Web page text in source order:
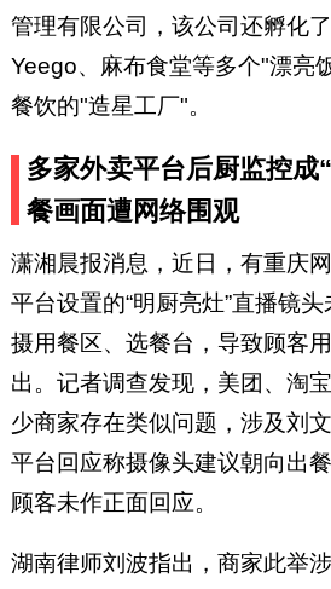
管理有限公司，该公司还孵化
Yeego、麻布食堂等多个"漂亮
餐饮的"造星工厂"。
多家外卖平台后厨监控成
餐画面遭网络围观
潇湘晨报消息，近日，有重庆
平台设置的“明厨亮灶”直播镜
摄用餐区、选餐台，导致顾客
出。记者调查发现，美团、淘
少商家存在类似问题，涉及刘
平台回应称摄像头建议朝向出
顾客未作正面回应。
湖南律师刘波指出，商家此举